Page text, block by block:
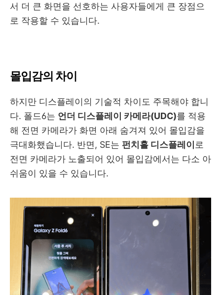
서 더 큰 화면을 선호하는 사용자들에게 큰 장점으
로 작용할 수 있습니다.
몰입감의 차이
하지만 디스플레이의 기술적 차이도 주목해야 합니
다. 폴드6는 언더 디스플레이 카메라(UDC)를 적용
해 전면 카메라가 화면 아래 숨겨져 있어 몰입감을
극대화했습니다. 반면, SE는 펀치홀 디스플레이 로
전면 카메라가 노출되어 있어 몰입감에서는 다소 아
쉬움이 있을 수 있습니다.